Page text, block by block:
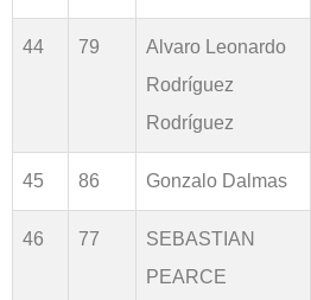
44 79
Alvaro Leonardo
Rodríguez
Rodríguez
45 86 Gonzalo Dalmas
46 77
SEBASTIAN
PEARCE